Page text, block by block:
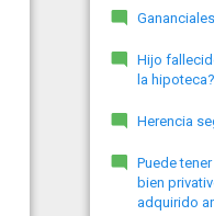
Gananciales
Hijo
la hipoteca?
Herencia
Puede
bien
adquirido